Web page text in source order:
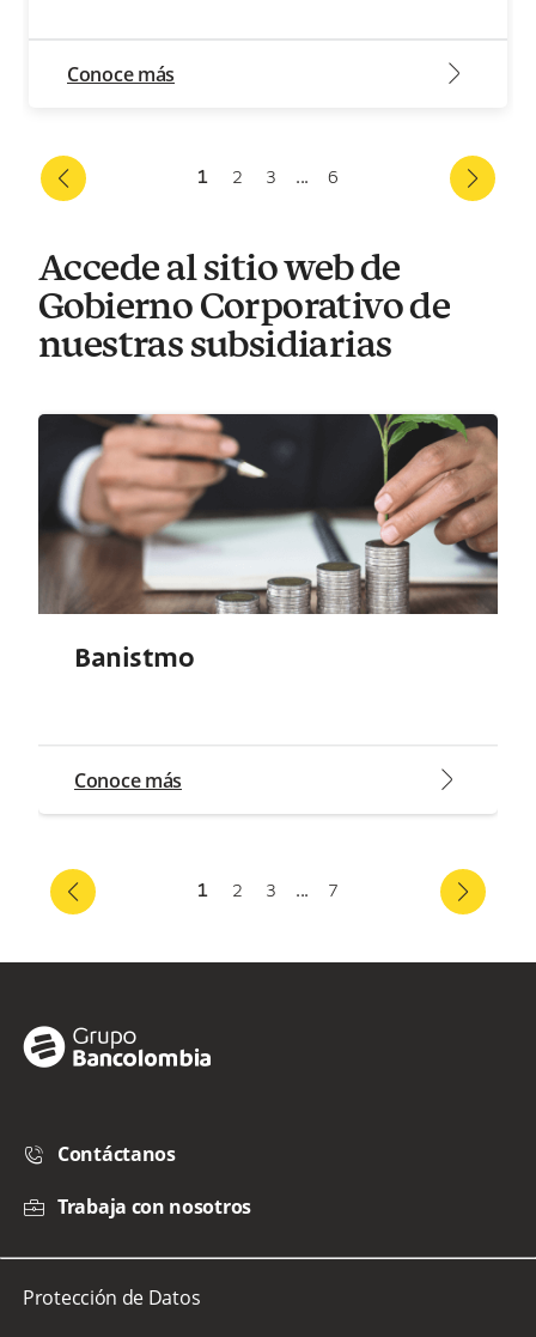
Conoce más arrow2-right
1 2 3 ... 6
Accede al sitio web de
Gobierno Corporativo de
nuestras subsidiarias
Banistmo
Conoce más arrow2-right
1 2 3 ... 7
Contáctanos
Trabaja con nosotros
Protección de Datos